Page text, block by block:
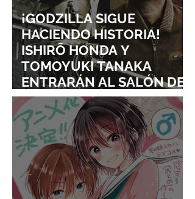
¡GODZILLA SIGUE
HACIENDO HISTORIA!
ISHIRŌ HONDA Y
TOMOYUKI TANAKA
ENTRARÁN AL SALÓN DE
LA FAMA DE LOS EFECTOS
VISUALES